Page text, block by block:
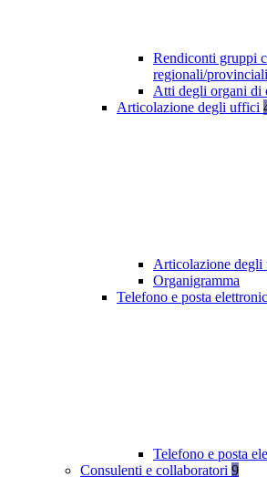
Rendiconti gruppi
regionali/provinciali
Atti degli organi di
Articolazione degli uffici
Articolazione degli
Organigramma
Telefono e posta
Telefono e posta
Consulenti e collaboratori 9